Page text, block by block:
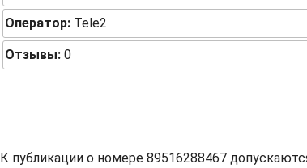
Оператор: Tele2
Отзывы: 0
К публикации о номере 89516288467